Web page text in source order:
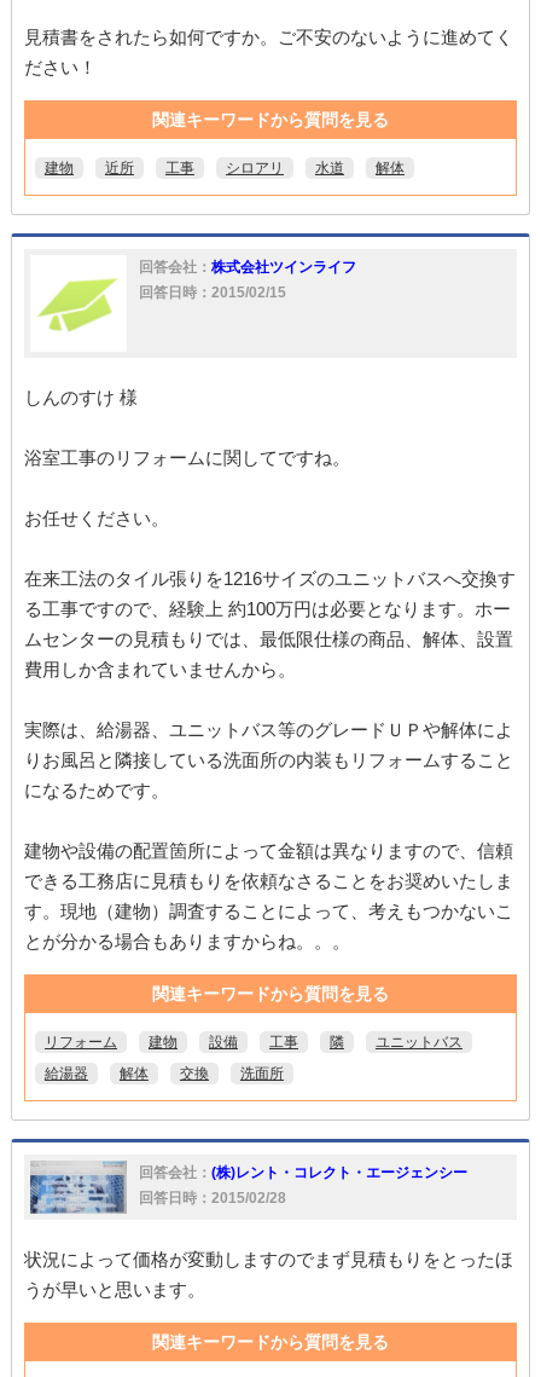
見積書をされたら如何ですか。ご不安のないように進めてく
ださい！
関連キーワードから質問を見る
建物 近所 工事 シロアリ 水道 解体
回答会社： 株式会社ツインライフ
回答日時：2015/02/15
しんのすけ 様
浴室工事のリフォームに関してですね。
お任せください。
在来工法のタイル張りを1216サイズのユニットバスへ交換す
る工事ですので、経験上 約100万円は必要となります。ホー
ムセンターの見積もりでは、最低限仕様の商品、解体、設置
費用しか含まれていませんから。
実際は、給湯器、ユニットバス等のグレードＵＰや解体によ
りお風呂と隣接している洗面所の内装もリフォームすること
になるためです。
建物や設備の配置箇所によって金額は異なりますので、信頼
できる工務店に見積もりを依頼なさることをお奨めいたしま
す。現地（建物）調査することによって、考えもつかないこ
とが分かる場合もありますからね。。。
関連キーワードから質問を見る
リフォーム 建物 設備 工事 隣
ユニットバス
給湯器
解体 交換 洗面所
回答会社： (株)レント・コレクト・エージェンシー
回答日時：2015/02/28
状況によって価格が変動しますのでまず見積もりをとったほ
うが早いと思います。
関連キーワードから質問を見る